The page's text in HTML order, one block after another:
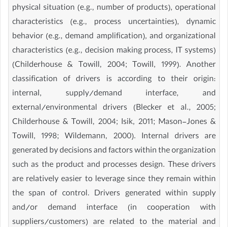
physical situation (e.g., number of products), operational
characteristics (e.g., process uncertainties), dynamic
behavior (e.g., demand amplification), and organizational
characteristics (e.g., decision making process, IT systems)
(Childerhouse & Towill, 2004; Towill, 1999). Another
classification of drivers is according to their origin:
internal, supply/demand interface, and
external/environmental drivers (Blecker et al., 2005;
Childerhouse & Towill, 2004; Isik, 2011; Mason-Jones &
Towill, 1998; Wildemann, 2000). Internal drivers are
generated by decisions and factors within the organization
such as the product and processes design. These drivers
are relatively easier to leverage since they remain within
the span of control. Drivers generated within supply
and/or demand interface (in cooperation with
suppliers/customers) are related to the material and